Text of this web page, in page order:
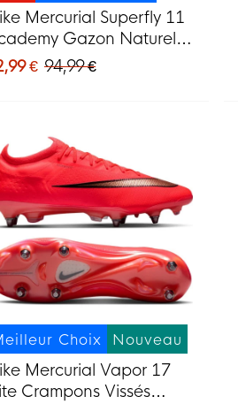
Mercurial Superfly 11
Gazon Naturel
Chaussures de
(MG) Noir Vert Vif
€ 94,99 €
Choix Nouveau
Mercurial Vapor 17
Crampons Vissés